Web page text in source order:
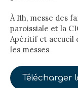
À 11h, messe des
paroissiale et la
Apéritif et accueil
les messes
Télécharger